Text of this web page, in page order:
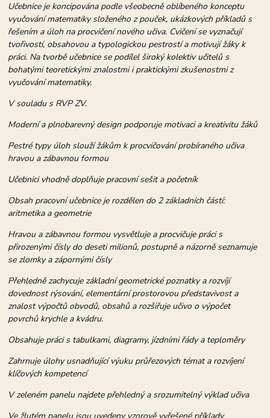
Učebnice je koncipována podle všeobecně oblíbeného konceptu
vyučování matematiky složeného z pouček, ukázkových příkladů s
řešením a úloh na procvičení nového učiva. Cvičení se vyznačují
tvořivostí, obsahovou a typologickou pestrostí a motivují žáky k
práci. Na tvorbě učebnice se podílel široký kolektiv učitelů s
bohatými teoretickými znalostmi i praktickými zkušenostmi z
vyučování matematiky.
V souladu s RVP ZV.
Moderní a plnobarevný design podporuje motivaci a kreativitu žáků
Pestré typy úloh slouží žákům k procvičování probíraného učiva
hravou a zábavnou formou
Učebnici vhodně doplňuje pracovní sešit a početník
Obsah pracovní učebnice je rozdělen do 2 základních částí:
aritmetika a geometrie
Hravou a zábavnou formou vysvětluje a procvičuje práci s
přirozenými čísly do deseti milionů, postupně a názorně seznamuje
se zlomky a zápornými čísly
Přehledně zachycuje základní geometrické poznatky a rozvíjí
dovednost rýsování, elementární prostorovou představivost a
znalost výpočtů obvodů, obsahů a rozšiřuje učivo o výpočet
povrchů krychle a kvádru.
Obsahuje práci s tabulkami, diagramy, jízdními řády a teploměry
Zahrnuje úlohy usnadňující výuku průřezových témat a rozvíjení
klíčových kompetencí
V zeleném panelu najdete přehledný a srozumitelný výklad učiva